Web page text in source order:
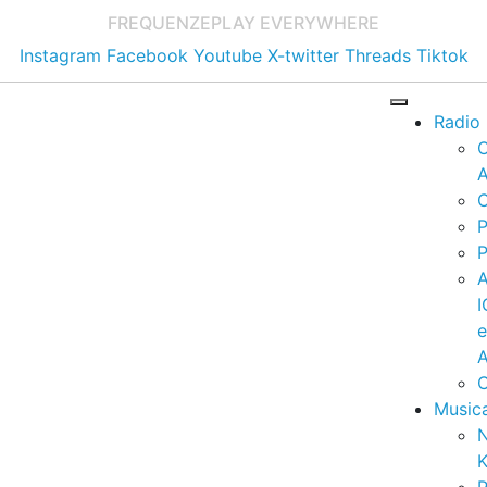
FREQUENZEPLAY EVERYWHERE
Instagram Facebook Youtube X-twitter Threads Tiktok
Radio
e